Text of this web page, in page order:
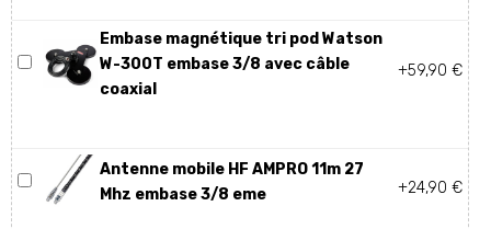
Embase magnétique tri pod Watson
W-300T embase 3/8 avec câble
coaxial
+59,90 €
Antenne mobile HF AMPRO 11m 27
Mhz embase 3/8 eme
+24,90 €